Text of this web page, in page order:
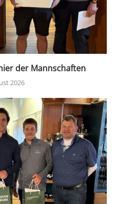
der Mannschaften
2026